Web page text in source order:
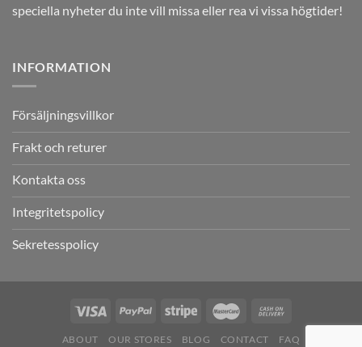
speciella nyheter du inte vill missa eller rea vi vissa högtider!
INFORMATION
Försäljningsvillkor
Frakt och returer
Kontakta oss
Integritetspolicy
Sekretesspolicy
ABOUT OUR STORES BLOG CONTACT FAQ